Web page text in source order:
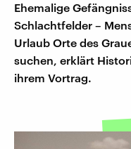
Ehemalige
Schlachtfelder –
Urlaub Orte des
suchen, erklärt
ihrem Vortrag.